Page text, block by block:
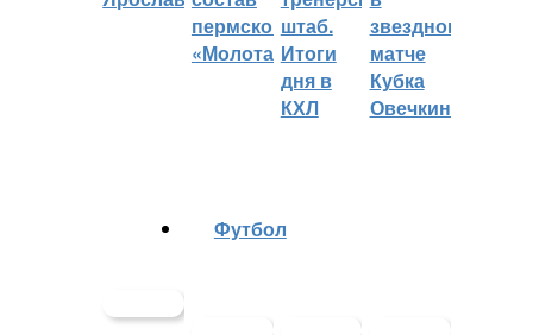
пермского
«Молота»
штаб.
Итоги
дня в
КХЛ
звездном
матче
Кубка
Овечкина
Футбол